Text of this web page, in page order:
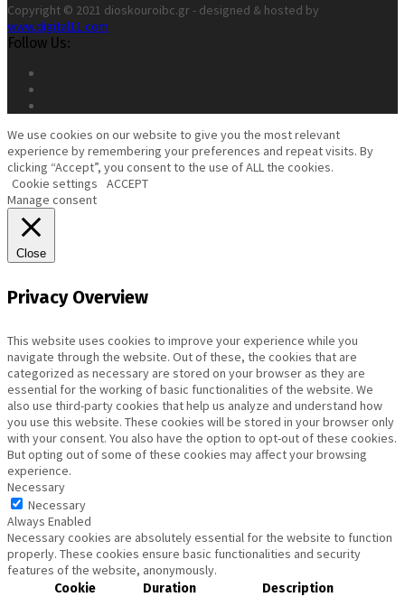
Copyright © 2021 dioskouroibc.gr - designed & hosted by
www.digital11.com
Follow Us:
We use cookies on our website to give you the most relevant
experience by remembering your preferences and repeat visits. By
clicking “Accept”, you consent to the use of ALL the cookies.
Cookie settings
ACCEPT
Manage consent
Close
Privacy Overview
This website uses cookies to improve your experience while you
navigate through the website. Out of these, the cookies that are
categorized as necessary are stored on your browser as they are
essential for the working of basic functionalities of the website. We
also use third-party cookies that help us analyze and understand how
you use this website. These cookies will be stored in your browser only
with your consent. You also have the option to opt-out of these cookies.
But opting out of some of these cookies may affect your browsing
experience.
Necessary
Necessary
Always Enabled
Necessary cookies are absolutely essential for the website to function
properly. These cookies ensure basic functionalities and security
features of the website, anonymously.
Cookie Duration Description